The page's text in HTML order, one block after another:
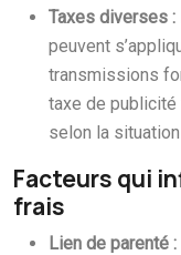
Taxes diverses :
peuvent
transmissions
taxe de
selon la
Facteurs qui
frais
Lien de parenté :